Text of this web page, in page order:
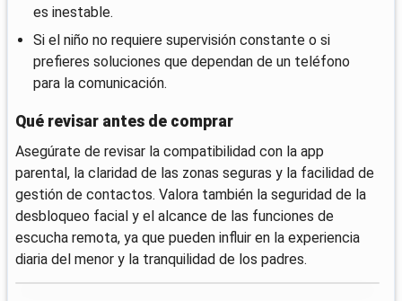
es inestable.
Si el niño no requiere supervisión constante o si
prefieres soluciones que dependan de un teléfono
para la comunicación.
Qué revisar antes de comprar
Asegúrate de revisar la compatibilidad con la app
parental, la claridad de las zonas seguras y la facilidad de
gestión de contactos. Valora también la seguridad de la
desbloqueo facial y el alcance de las funciones de
escucha remota, ya que pueden influir en la experiencia
diaria del menor y la tranquilidad de los padres.